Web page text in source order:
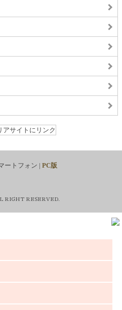
ートフォン | PC版
RIGHT RESERVED.